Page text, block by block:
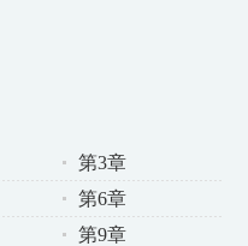
第3章
第6章
第9章